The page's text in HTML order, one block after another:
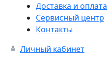
Доставка и оплата
Сервисный центр
Контакты
Личный кабинет